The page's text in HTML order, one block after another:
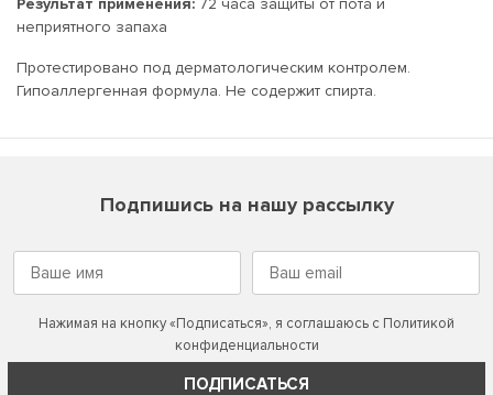
неприятного запаха
Протестировано под дерматологическим контролем.
Гипоаллергенная формула. Не содержит спирта.
Подпишись на нашу рассылку
Нажимая на кнопку «Подписаться», я соглашаюсь с Политикой
конфиденциальности
ПОДПИСАТЬСЯ